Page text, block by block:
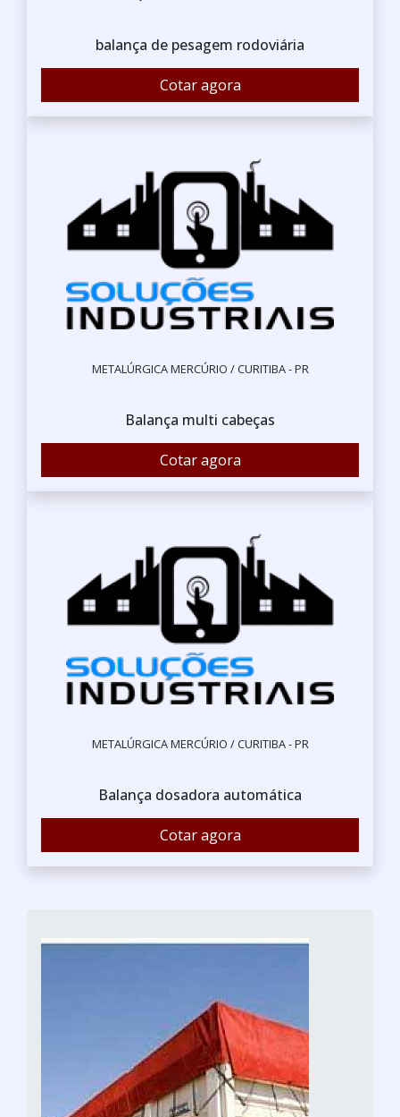
balança de pesagem rodoviária
Cotar agora
METALÚRGICA MERCÚRIO / CURITIBA - PR
Balança multi cabeças
Cotar agora
METALÚRGICA MERCÚRIO / CURITIBA - PR
Balança dosadora automática
Cotar agora